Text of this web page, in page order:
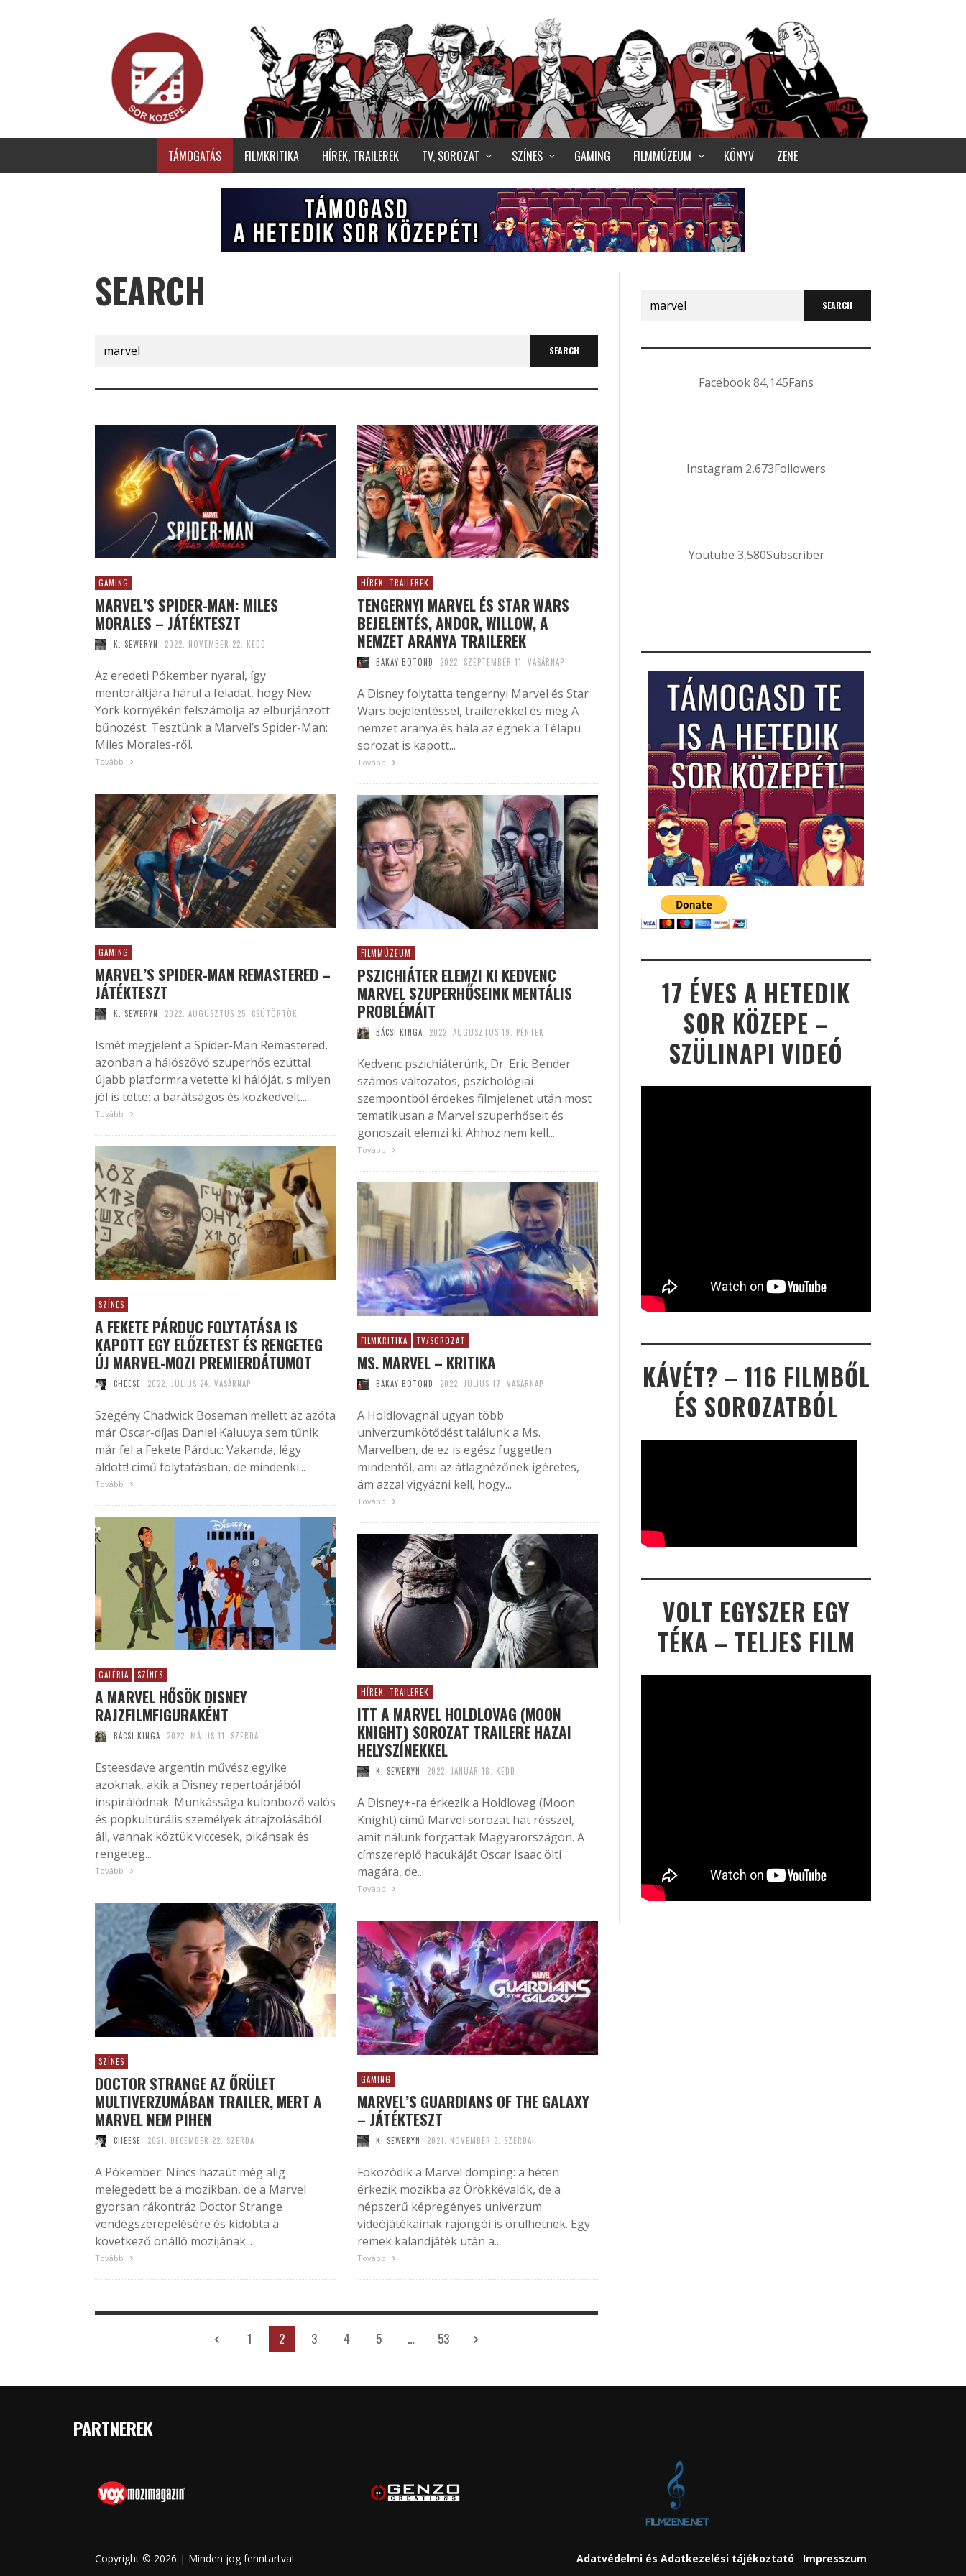
TÁMOGATÁS FILMKRITIKA HÍREK, TRAILEREK TV, SOROZAT SZÍNES GAMING FILMMÚZEUM KÖNYV ZENE
SEARCH
for:
GAMING
MARVEL’S SPIDER-MAN: MILES
MORALES – JÁTÉKTESZT
K. SEWERYN 2022. NOVEMBER 22. KEDD
Az eredeti Pókember nyaral, így
mentoráltjára hárul a feladat, hogy New
York környékén felszámolja az elburjánzott
bűnözést. Tesztünk a Marvel’s Spider-Man:
Miles Morales-ről.
Tovább
HÍREK, TRAILEREK
TENGERNYI MARVEL ÉS STAR WARS
BEJELENTÉS, ANDOR, WILLOW, A
NEMZET ARANYA TRAILEREK
BAKAY BOTOND 2022. SZEPTEMBER 11. VASÁRNAP
A Disney folytatta tengernyi Marvel és Star
Wars bejelentéssel, trailerekkel és még A
nemzet aranya és hála az égnek a Télapu
sorozat is kapott...
Tovább
GAMING
MARVEL’S SPIDER-MAN REMASTERED –
JÁTÉKTESZT
K. SEWERYN 2022. AUGUSZTUS 25. CSÜTÖRTÖK
Ismét megjelent a Spider-Man Remastered,
azonban a hálószövő szuperhős ezúttal
újabb platformra vetette ki hálóját, s milyen
jól is tette: a barátságos és közkedvelt...
Tovább
FILMMÚZEUM
PSZICHIÁTER ELEMZI KI KEDVENC
MARVEL SZUPERHŐSEINK MENTÁLIS
PROBLÉMÁIT
BÁCSI KINGA 2022. AUGUSZTUS 19. PÉNTEK
Kedvenc pszichiáterünk, Dr. Eric Bender
számos változatos, pszichológiai
szempontból érdekes filmjelenet után most
tematikusan a Marvel szuperhőseit és
gonoszait elemzi ki. Ahhoz nem kell...
Tovább
SZÍNES
A FEKETE PÁRDUC FOLYTATÁSA IS
KAPOTT EGY ELŐZETEST ÉS RENGETEG
ÚJ MARVEL-MOZI PREMIERDÁTUMOT
CHEESE 2022. JÚLIUS 24. VASÁRNAP
Szegény Chadwick Boseman mellett az azóta
már Oscar-díjas Daniel Kaluuya sem tűnik
már fel a Fekete Párduc: Vakanda, légy
áldott! című folytatásban, de mindenki...
Tovább
FILMKRITIKA TV/SOROZAT
MS. MARVEL – KRITIKA
BAKAY BOTOND 2022. JÚLIUS 17. VASÁRNAP
A Holdlovagnál ugyan több
univerzumkötődést találunk a Ms.
Marvelben, de ez is egész független
mindentől, ami az átlagnézőnek ígéretes,
ám azzal vigyázni kell, hogy...
Tovább
GALÉRIA SZÍNES
A MARVEL HŐSÖK DISNEY
RAJZFILMFIGURAKÉNT
BÁCSI KINGA 2022. MÁJUS 11. SZERDA
Esteesdave argentin művész egyike
azoknak, akik a Disney repertoárjából
inspirálódnak. Munkássága különböző valós
és popkultúrális személyek átrajzolásából
áll, vannak köztük viccesek, pikánsak és
rengeteg...
Tovább
HÍREK, TRAILEREK
ITT A MARVEL HOLDLOVAG (MOON
KNIGHT) SOROZAT TRAILERE HAZAI
HELYSZÍNEKKEL
K. SEWERYN 2022. JANUÁR 18. KEDD
A Disney+-ra érkezik a Holdlovag (Moon
Knight) című Marvel sorozat hat résszel,
amit nálunk forgattak Magyarországon. A
címszereplő hacukáját Oscar Isaac ölti
magára, de...
Tovább
SZÍNES
DOCTOR STRANGE AZ ŐRÜLET
MULTIVERZUMÁBAN TRAILER, MERT A
MARVEL NEM PIHEN
CHEESE 2021. DECEMBER 22. SZERDA
A Pókember: Nincs hazaút még alig
melegedett be a mozikban, de a Marvel
gyorsan rákontráz Doctor Strange
vendégszerepelésére és kidobta a
következő önálló mozijának...
Tovább
GAMING
MARVEL’S GUARDIANS OF THE GALAXY
– JÁTÉKTESZT
K. SEWERYN 2021. NOVEMBER 3. SZERDA
Fokozódik a Marvel dömping: a héten
érkezik mozikba az Örökkévalók, de a
népszerű képregényes univerzum
videójátékainak rajongói is örülhetnek. Egy
remek kalandjáték után a...
Tovább
1 2 3 4 5 … 53
for:
Facebook84,145Fans
Instagram 2,673Followers
Youtube 3,580Subscriber
17 ÉVES A HETEDIK
SOR KÖZEPE –
SZÜLINAPI VIDEÓ
KÁVÉT? – 116 FILMBŐL
ÉS SOROZATBÓL
VOLT EGYSZER EGY
TÉKA – TELJES FILM
PARTNEREK
Copyright © 2026 | Minden jog fenntartva! Adatvédelmi és Adatkezelési tájékoztató Impresszum